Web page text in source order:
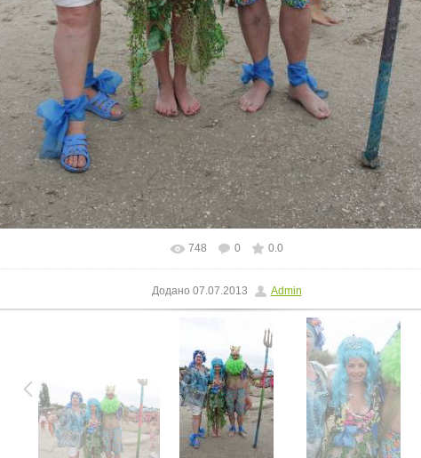
У реальному розмірі 1066x1600
748 0 0.0
Додано 07.07.2013 Admin